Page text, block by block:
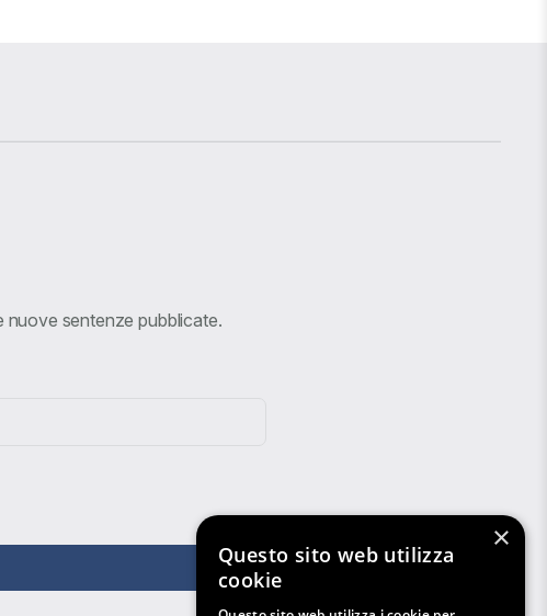
nuove sentenze pubblicate.
×
Questo sito web utilizza
cookie